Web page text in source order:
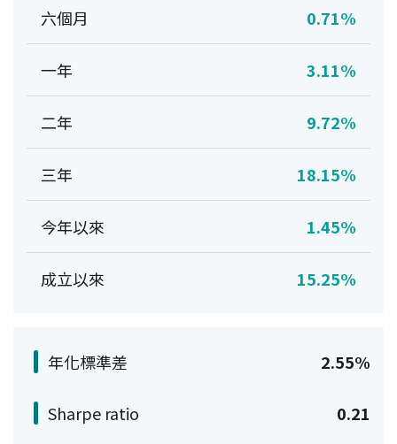
六個月 0.71%
一年 3.11%
二年 9.72%
三年 18.15%
今年以來 1.45%
成立以來 15.25%
年化標準差 2.55%
Sharpe ratio 0.21